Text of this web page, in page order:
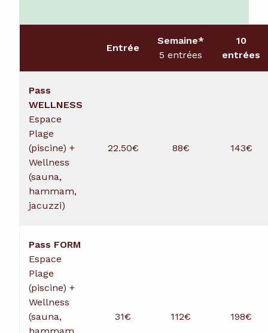
Escalade
Jeux NeoXperiences
Entrée
Semaine*
5 entrées
10
entrées
Pass
WELLNESS
Espace
Plage
(piscine) +
Wellness
(sauna,
hammam,
jacuzzi)
22.50€ 88€ 143€
Pass FORM
Espace
Plage
(piscine) +
Wellness
(sauna,
31€ 112€ 198€